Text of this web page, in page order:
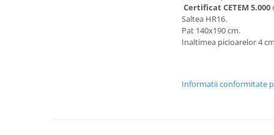
CertificatCETEM 5.000
Saltea HR16.
Pat 140x190 cm.
Inaltimea picioarelor 4
Informatii conformitate